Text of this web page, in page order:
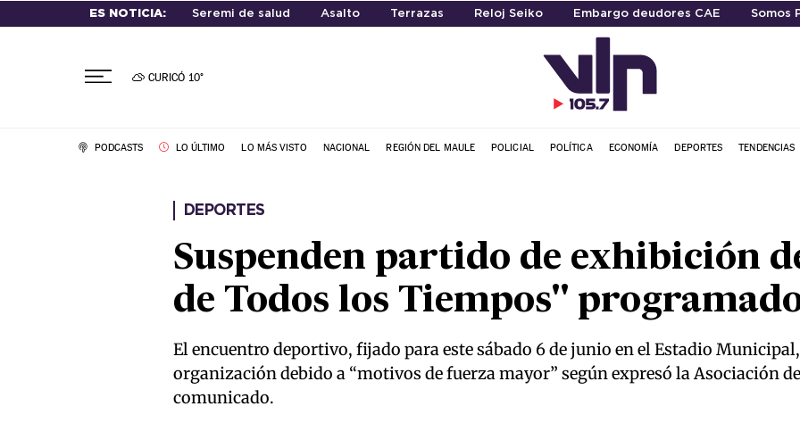
ES NOTICIA: Seremi de salud Asalto Terrazas Reloj Seiko Embargo deudores CAE Somos
CURICÓ 10°
PODCASTS LO ÚLTIMO LO MÁS VISTO NACIONAL REGIÓN DEL MAULE POLICIAL POLÍTICA ECONOMÍA DEPORTES TENDENCIAS
DEPORTES
Suspenden partido de exhibición
de Todos los Tiempos"
El encuentro deportivo, fijado para este sábado 6 de junio en el Estadio
organización debido a “motivos de fuerza mayor” según expresó la Asociación
comunicado.